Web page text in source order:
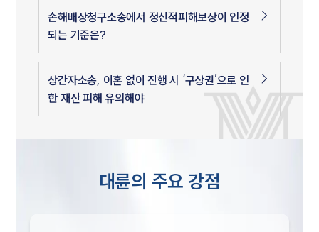
손해배상청구소송에서 정신적피해보상이 인정
되는 기준은?
상간자소송, 이혼 없이 진행 시 ‘구상권’으로 인
한 재산 피해 유의해야
대륜의 주요 강점